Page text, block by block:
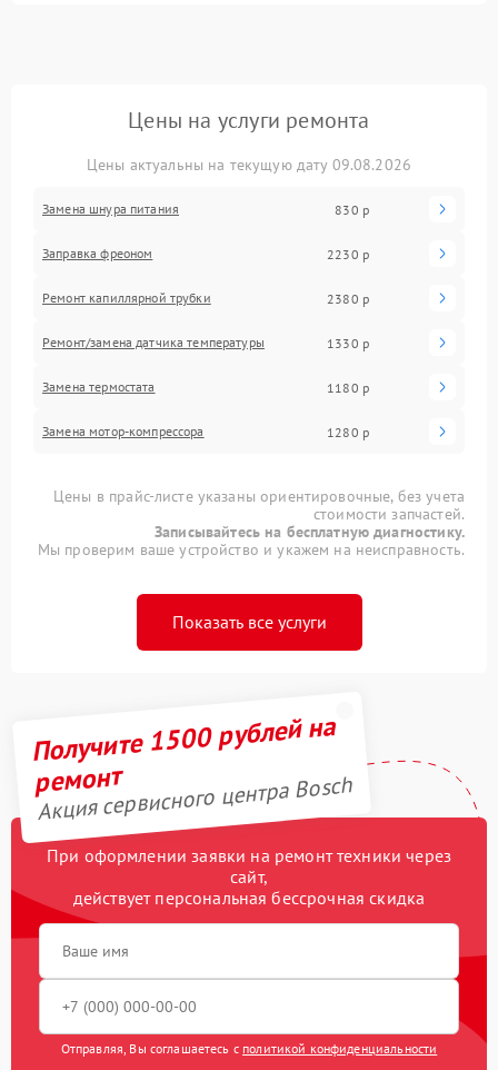
Цены на услуги ремонта
Цены актуальны на текущую дату 09.08.2026
Замена шнура питания 830 р
Заправка фреоном 2230 р
Ремонт капиллярной трубки 2380 р
Ремонт/замена датчика температуры 1330 р
Замена термостата 1180 р
Замена мотор-компрессора 1280 р
Цены в прайс-листе указаны ориентировочные, без учета
стоимости запчастей.
Записывайтесь на бесплатную диагностику.
Мы проверим ваше устройство и укажем на неисправность.
Показать все услуги
Получите 1500 рублей на
ремонт
Акция сервисного центра Bosch
При оформлении заявки на ремонт техники через
сайт,
действует персональная бессрочная скидка
Отправляя, Вы соглашаетесь с политикой конфиденциальности